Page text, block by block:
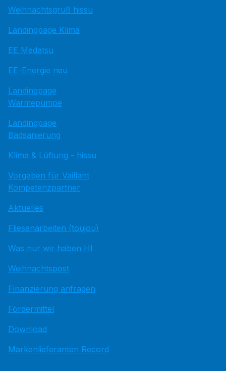
Weihnachtsgruß hissu
Landingpage Klima
EE Medatsu
EE-Energie neu
Landingpage
Wärmepumpe
Landingpage
Badsanierung
Klima & Lüftung - hissu
Vorgaben für Vaillant
Kompetenzpartner
Aktuelles
Fliesenarbeiten (toujou)
Was nur wir haben HI
Weihnachtspost
Finanzierung anfragen
Fördermittel
Download
Markenlieferanten Record